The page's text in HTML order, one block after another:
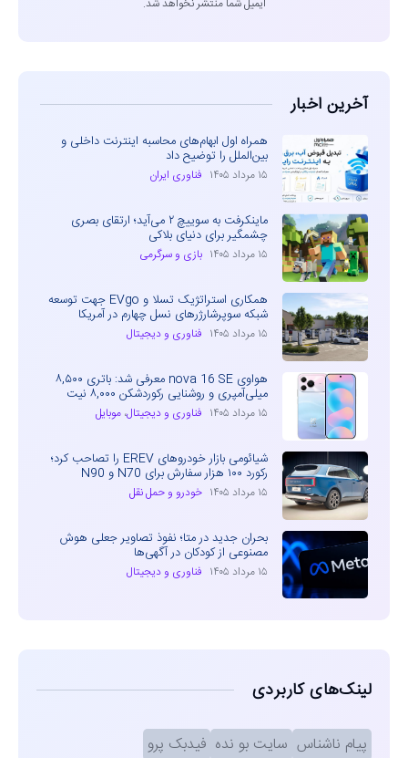
ایمیل شما منتشر نخواهد شد.
آخرین اخبار
همراه اول ابهام‌های محاسبه اینترنت داخلی و
بین‌الملل را توضیح داد
۱۵ مرداد ۱۴۰۵ فناوری ایران
ماینکرفت به سوییچ ۲ می‌آید؛ ارتقای بصری
چشمگیر برای دنیای بلاکی
۱۵ مرداد ۱۴۰۵ بازی و سرگرمی
همکاری استراتژیک تسلا و EVgo جهت توسعه
شبکه سوپرشارژرهای نسل چهارم در آمریکا
۱۵ مرداد ۱۴۰۵ فناوری و دیجیتال
هواوی nova 16 SE معرفی شد: باتری ۸,۵۰۰
میلی‌آمپری و روشنایی رکوردشکن ۸,۰۰۰ نیت
۱۵ مرداد ۱۴۰۵ فناوری و دیجیتال، موبایل
شیائومی بازار خودروهای EREV را تصاحب کرد؛
رکورد ۱۰۰ هزار سفارش برای N70 و N90
۱۵ مرداد ۱۴۰۵ خودرو و حمل نقل
بحران جدید در متا؛ نفوذ تصاویر جعلی هوش
مصنوعی از کودکان در آگهی‌ها
۱۵ مرداد ۱۴۰۵ فناوری و دیجیتال
لینک‌های کاربردی
پیام ناشناس سایت بو نده فیدبک پرو